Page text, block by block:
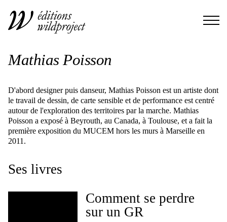
Mathias Poisson
D'abord designer puis danseur, Mathias Poisson est un artiste dont
le travail de dessin, de carte sensible et de performance est centré
autour de l'exploration des territoires par la marche. Mathias
Poisson a exposé à Beyrouth, au Canada, à Toulouse, et a fait la
première exposition du MUCEM hors les murs à Marseille en
2011.
Ses livres
Comment se perdre
sur un GR